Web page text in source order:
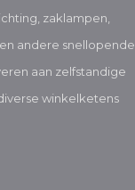
zaklampen,
andere snellopende
aan zelfstandige
winkelketens